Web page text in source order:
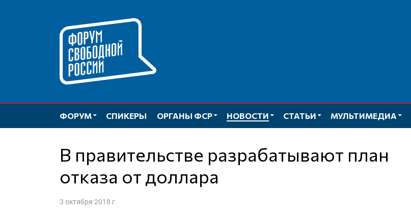
ФОРУМ СПИКЕРЫ ОРГАНЫ ФСР НОВОСТИ СТАТЬИ МУЛЬТИМЕДИА
В правительстве разрабатывают план
отказа от доллара
3 октября 2018 г.